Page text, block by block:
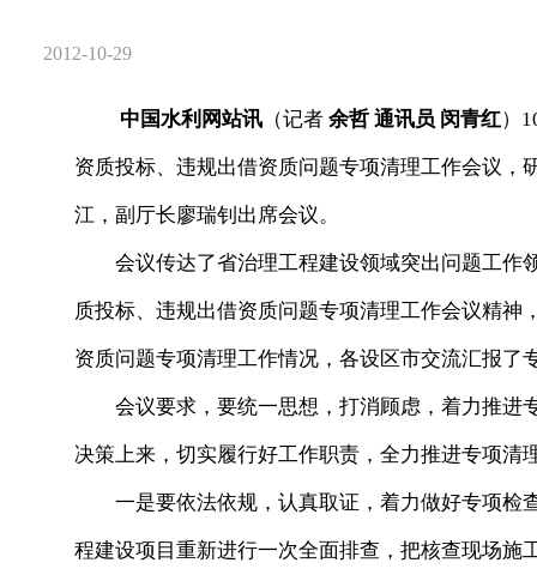
2012-10-29
中国水利网站讯 （记者 余哲 通讯员 闵青红）
资质投标、违规出借资质问题专项清理工作会议
江，副厅长廖瑞钊出席会议。
会议传达了省治理工程建设领域突出问题工作
质投标、违规出借资质问题专项清理工作会议精
资质问题专项清理工作情况，各设区市交流汇报
会议要求，要统一思想，打消顾虑，着力推进
决策上来，切实履行好工作职责，全力推进专项清
一是要依法依规，认真取证，着力做好专项检
程建设项目重新进行一次全面排查，把核查现场